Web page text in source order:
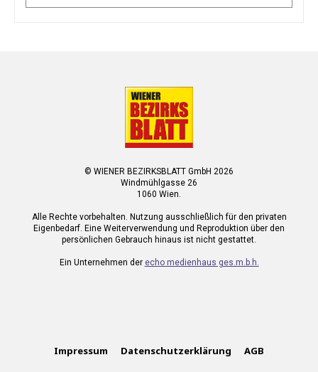
© WIENER BEZIRKSBLATT GmbH 2026
Windmühlgasse 26
1060 Wien.
Alle Rechte vorbehalten. Nutzung ausschließlich für den privaten
Eigenbedarf. Eine Weiterverwendung und Reproduktion über den
persönlichen Gebrauch hinaus ist nicht gestattet.
Ein Unternehmen der echo medienhaus ges.m.b.h.
Impressum Datenschutzerklärung AGB